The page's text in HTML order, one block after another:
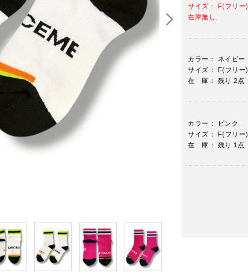
サイズ： F(フリー)
在庫無し
カラー： ネイビー
サイズ： F(フリー)
在 庫： 残り 2点
カラー： ピンク
サイズ： F(フリー)
在 庫： 残り 1点